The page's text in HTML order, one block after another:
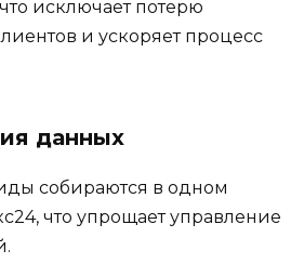
исключает потерю
и ускоряет процесс
данных
собираются в одном
что упрощает управление